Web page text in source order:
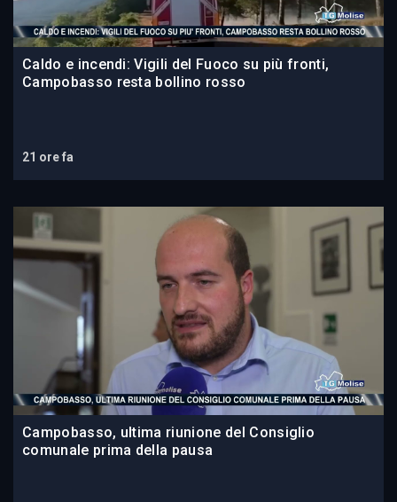
Caldo e incendi: Vigili del Fuoco su più fronti,
Campobasso resta bollino rosso
21 ore fa
Campobasso, ultima riunione del Consiglio
comunale prima della pausa